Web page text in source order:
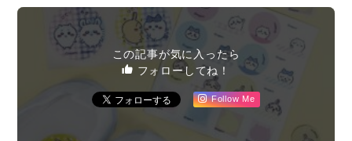
この記事が気に入ったら
フォローしてね！
Follow Me